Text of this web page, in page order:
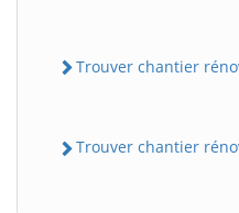
Trouver chantier
Trouver chantier